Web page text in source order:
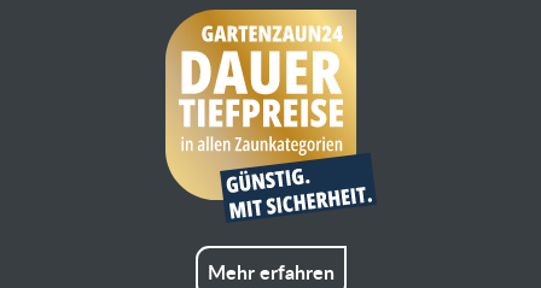
Mehr erfahren